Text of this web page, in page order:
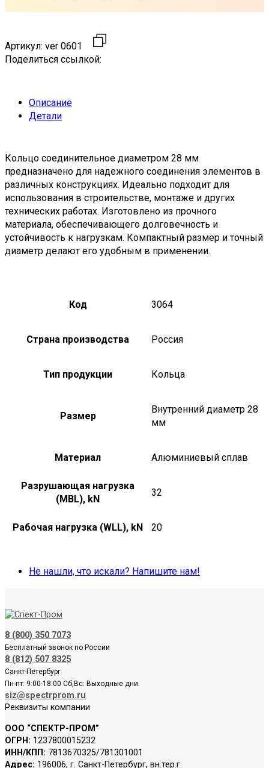
Артикул: ver 0601
Поделиться ссылкой:
Описание
Детали
Кольцо соединительное диаметром 28 мм
предназначено для надежного соединения элементов в
различных конструкциях. Идеально подходит для
использования в строительстве, монтаже и других
технических работах. Изготовлено из прочного
материала, обеспечивающего долговечность и
устойчивость к нагрузкам. Компактный размер и точный
диаметр делают его удобным в применении.
Код 3064
Страна производства Россия
Тип продукции Кольца
Размер
Внутренний диаметр 28
мм
Материал Алюминиевый сплав
Разрушающая нагрузка
(MBL), kN
32
Рабочая нагрузка (WLL), kN 20
Не нашли, что искали? Напишите нам!
8 (800) 350 7073
Бесплатный звонок по России
8 (812) 507 8325
Санкт-Петербург
Пн-пт: 9:00-18:00 Сб,Вс: Выходные дни.
siz@spectrprom.ru
Реквизиты компании
ООО “СПЕКТР-ПРОМ”
ОГРН: 1237800015232
ИНН/КПП: 7813670325/781301001
Адрес: 196006, г. Санкт-Петербург, вн.тер.г.